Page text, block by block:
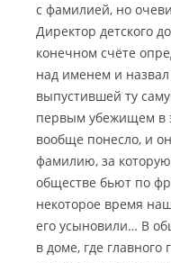
с фамилией, но
Директор детского
конечном счёте
над именем и
выпустившей ту
первым убежищем в
вообще понесло, и
фамилию, за
обществе бьют по
некоторое время
его усыновили… В
в доме, где главного